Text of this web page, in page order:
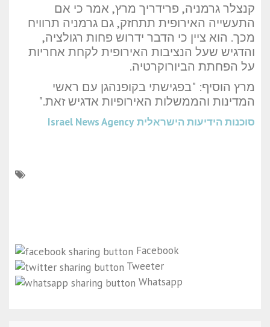
קנצלר גרמניה, פרידריך מרץ, אמר כי אם
התעשייה האירופית תתחזק, גם גרמניה תרוויח
מכך. הוא ציין כי הדבר ידרוש פחות רגולציה,
והדגיש שעל הנציבות האירופית לקחת אחריות
על הפחתת הביורוקרטיה.
מרץ הוסיף: "בפגישתי בקופנהגן עם ראשי
המדינות והממשלות האירופיות אדגיש זאת."
סוכנות הידיעות הישראלית Israel News Agency
Facebook
Tweeter
Whatsapp